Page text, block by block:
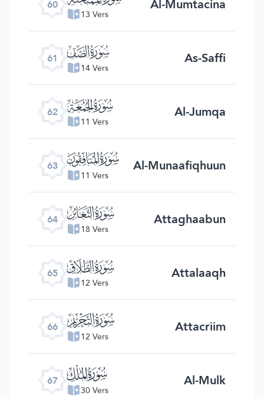
60
13 Vers
61 ﯪ
14 Vers As-Saffi
62 ﯫ
11 Vers Al-Jumqa
63 ﯬ
11 Vers Al-Munaafiqhuun
64 ﯭ
18 Vers Attaghaabun
65 ﯮ
12 Vers Attalaaqh
66 ﯯ
12 Vers Attacriim
67 ﯰ
30 Vers Al-Mulk